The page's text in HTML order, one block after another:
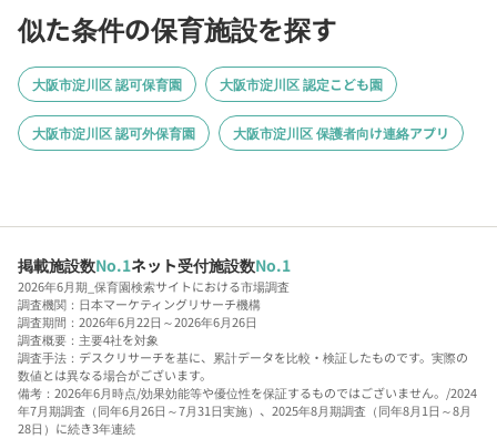
似た条件の保育施設を探す
大阪市淀川区 認可保育園 大阪市淀川区 認定こども園
大阪市淀川区 認可外保育園 大阪市淀川区 保護者向け連絡アプリ
掲載施設数No.1ネット受付施設数No.1
2026年6月期_保育園検索サイトにおける市場調査
調査機関：日本マーケティングリサーチ機構
調査期間：2026年6月22日～2026年6月26日
調査概要：主要4社を対象
調査手法：デスクリサーチを基に、累計データを比較・検証したものです。実際の
数値とは異なる場合がございます。
備考：2026年6月時点/効果効能等や優位性を保証するものではございません。/2024
年7月期調査（同年6月26日～7月31日実施）、2025年8月期調査（同年8月1日～8月
28日）に続き3年連続